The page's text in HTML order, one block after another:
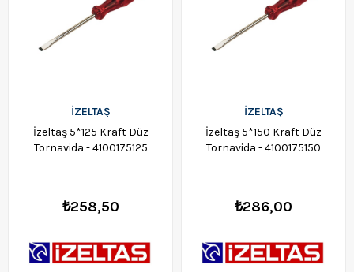
İZELTAŞ
İzeltaş 5*125 Kraft Düz
Tornavida - 4100175125
₺258,50
İZELTAŞ
İzeltaş 5*150 Kraft Düz
Tornavida - 4100175150
₺286,00